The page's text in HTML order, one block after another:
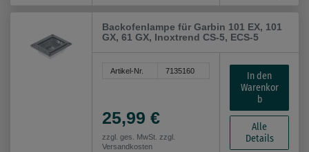
Backofenlampe für Garbin 101 EX, 101
GX, 61 GX, Inoxtrend CS-5, ECS-5
Artikel-Nr. 7135160
25,99 €
zzgl. ges. MwSt. zzgl.
Versandkosten
In den
Warenkor
b
Alle
Details